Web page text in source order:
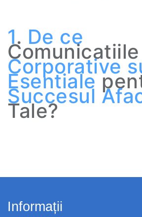
1. De ce
Comunicatiile
Corporative
Esentiale
Succesul
Tale?
Informații